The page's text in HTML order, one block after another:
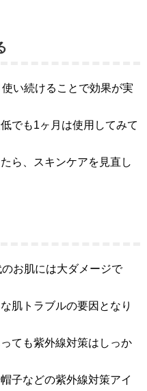
い続けることで効果が実
でも1ヶ月は使用してみて
ら、スキンケアを見直し
お肌には大ダメージで
肌トラブルの要因となり
ても紫外線対策はしっか
子などの紫外線対策アイ